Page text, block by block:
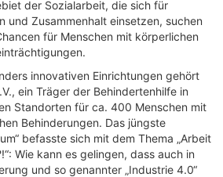
der Sozialarbeit, die sich für
und Zusammenhalt einsetzen, suchen
für Menschen mit körperlichen
innovativen Einrichtungen gehört
ein Träger der Behindertenhilfe in
Standorten für ca. 400 Menschen mit
Behinderungen. Das jüngste
befasste sich mit dem Thema „Arbeit
Wie kann es gelingen, dass auch in
und so genannter „Industrie 4.0“